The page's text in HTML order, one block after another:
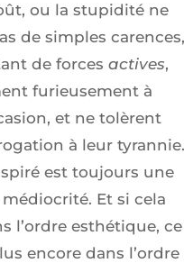
ou la stu­pi­di­té ne
de simples carences,
de forces actives,
furieu­se­ment à
et ne tolèrent
à leur tyran­nie.
est tou­jours une
Et si cela
l’ordre esthé­tique, ce
encore dans l’ordre